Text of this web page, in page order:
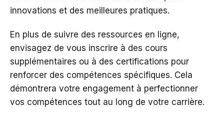
innovations et des meilleures pratiques.
En plus de suivre des ressources en ligne,
envisagez de vous inscrire à des cours
supplémentaires ou à des certifications pour
renforcer des compétences spécifiques. Cela
démontrera votre engagement à perfectionner
vos compétences tout au long de votre carrière.